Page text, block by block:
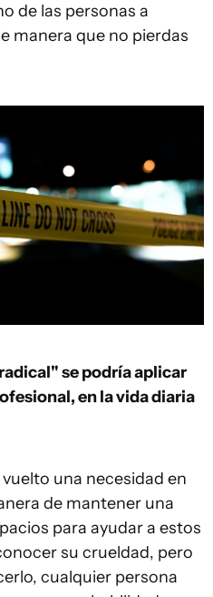
de las personas a
manera que no pierdas
se podría aplicar
en la vida diaria
una necesidad en
de mantener una
para ayudar a estos
su crueldad, pero
cualquier persona